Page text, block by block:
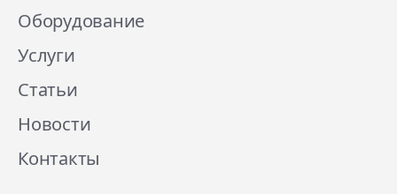
Оборудование
Услуги
Статьи
Новости
Контакты